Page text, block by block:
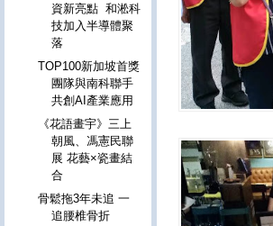
資新亮點 和淞科
技加入半導體聚
落
TOP100新加坡首獎
團隊與南科聯手
共創AI產業應用
《花語畫宇》三上
朝風、馮憲民聯
展 花藝×瓷畫結
合
骨鬆拖3年未追 一
追腰椎骨折